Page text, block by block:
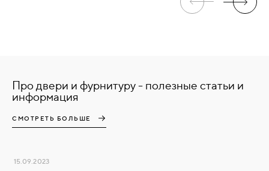
Про двери и фурнитуру - полезные статьи и
информация
СМОТРЕТЬ БОЛЬШЕ
15.09.2023